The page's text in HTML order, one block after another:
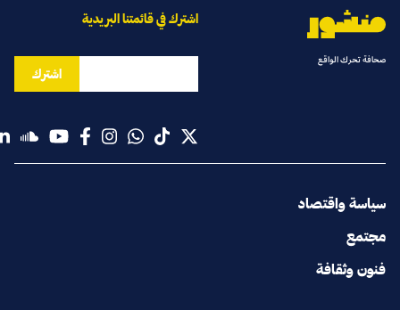
صحافة تحرك الواقع
سياسة واقتصاد
مجتمع
فنون وثقافة
اشترك في قائمتنا البريدية
اشترك